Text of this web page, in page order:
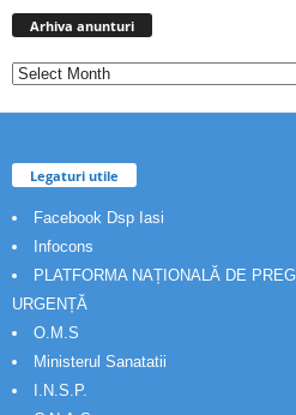
Arhiva anunturi
Legaturi utile
Facebook Dsp Iasi
Infocons
PLATFORMA NAȚIONALĂ DE
URGENȚĂ
O.M.S
Ministerul Sanatatii
I.N.S.P.